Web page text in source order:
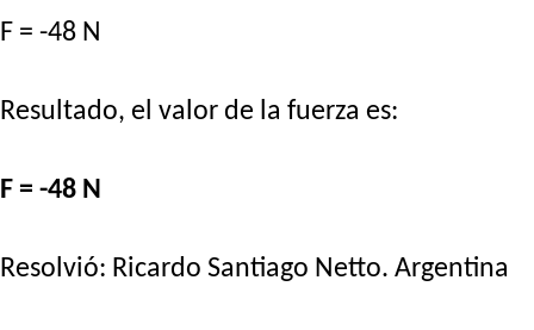
F = -48 N
Resultado, el valor de la fuerza es:
F = -48 N
Resolvió: Ricardo Santiago Netto. Argentina